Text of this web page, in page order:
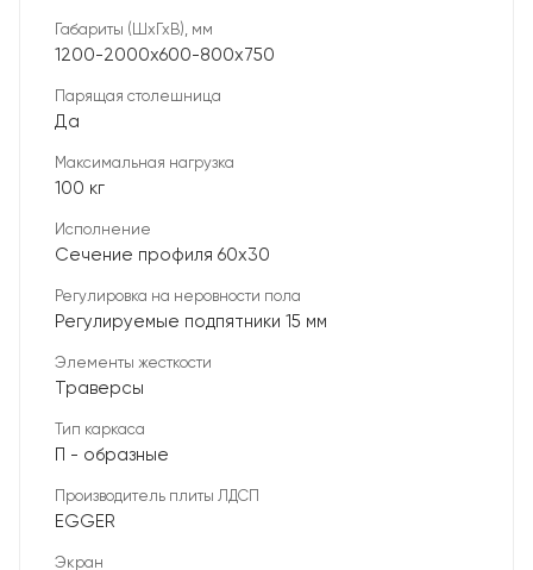
Габариты (ШхГхВ), мм
1200-2000х600-800х750
Парящая столешница
Да
Максимальная нагрузка
100 кг
Исполнение
Сечение профиля 60х30
Регулировка на неровности пола
Регулируемые подпятники 15 мм
Элементы жесткости
Траверсы
Тип каркаса
П - образные
Производитель плиты ЛДСП
EGGER
Экран